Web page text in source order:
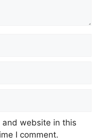
and website in this
I comment.